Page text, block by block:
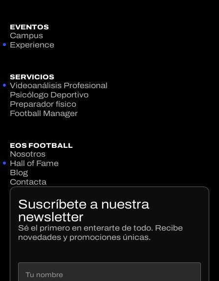
EVENTOS
Campus
Experience
SERVICIOS
Videoanálisis Profesional
Psicólogo Deportivo
Preparador físico
Football Manager
EOS FOOTBALL
Nosotros
Hall of Fame
Blog
Contacta
Suscríbete a nuestra
newsletter
Sé el primero en enterarte de todo. Recibe
novedades y promociones únicas.